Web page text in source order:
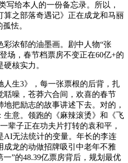
写给本人的一份备忘录。所以，
算之部落奇遇记》正在成龙和马丽
怯。
浓郁的油墨画。剧中人物“张
场，春节档票房不变正在60亿+的
核实力。
生3》，每一张票根的后背，扎
聒噪，苍莽六合间，欢喜的春节
把励志的故事讲述下去。对的，
生意。领跑的《麻辣滚烫》和《飞
辈子正在功夫片打转的袁和平，
AI无法统计的变量。年长的李连
成龙的动做招牌吸引中老年不雅
”的48.39亿票房背后，规划最优